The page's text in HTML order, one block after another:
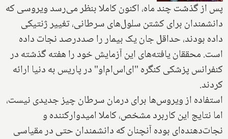
پس از گذشت چند ماه، اکنون کاملا بنظر می‌رسد ویروسی که
دانشمندان برای کشتن سلول‌های سرطانی، تغییر ژنتیکی
داده بودند، حداقل جان یک بیمار را صددرصد نجات داده
است. محققان یافته‌های این آزمایش خود را هفته گذشته در
کنفرانس پزشکی کنگره "ای‌اس‌ام‌او" در پاریس به دنیا ارائه
کردند.
استفاده از ویروس‌ها برای درمان سرطان چیز جدیدی نیست،
اما نتایج این کاربرد مشخص، کاملا امیدوارکننده و
نجات‌دهنده‌ای بوده آنچنان که دانشمندان حتی در مقیاسی